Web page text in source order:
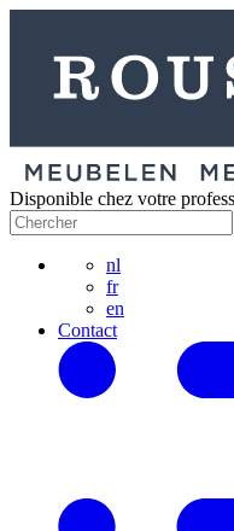
Disponible chez votre
nl
fr
en
Contact